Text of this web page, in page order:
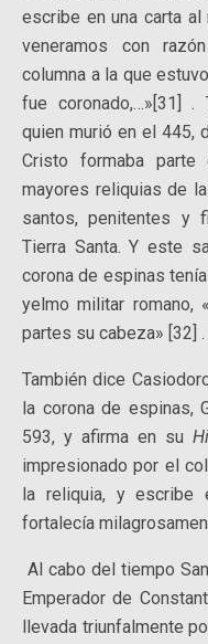
escribe en una carta
veneramos con
columna a la que
fue coronado,…»[31] .
quien murió en el 445,
Cristo formaba
mayores reliquias de
santos, penitentes y
Tierra Santa. Y este
corona de espinas
yelmo militar romano,
partes su cabeza» [32] .
También dice
la corona de espinas,
593, y afirma en su
impresionado por el
la reliquia, y escribe
fortalecía
Al cabo del tiempo
Emperador de
llevada triunfalmente